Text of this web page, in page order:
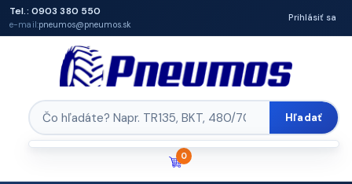
Tel.: 0903 380 550
e-mail:pneumos@pneumos.sk
Prihlásiť sa
Hľadať
0